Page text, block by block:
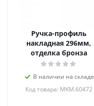
Ручка-профиль
накладная 296мм,
отделка бронза
В наличии на складе
Код товара: MKM.60472